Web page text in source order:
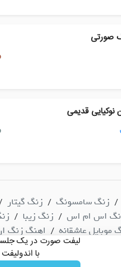
لیفت صورت در یک
با
صورتی
قدیمی
/ زنگ سامسونگ / زنگ گیتار
اس ام اس / زنگ زیبا /
موبایل عاشقانه / اهنگ زنگ